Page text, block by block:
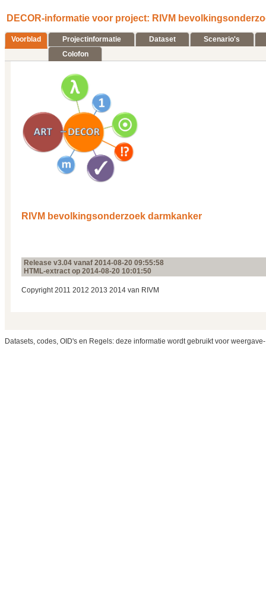
DECOR-informatie voor project: RIVM
Voorblad Projectinformatie Dataset
Scenario's
Colofon
RIVM bevolkingsonderzoek darmkanker
Release v3.04 vanaf 2014‑08‑20 09:55:58
HTML-extract op 2014‑08‑20 10:01:50
Copyright 2011 2012 2013 2014 van RIVM
Datasets, codes, OID's en Regels: deze informatie wordt gebruikt voor